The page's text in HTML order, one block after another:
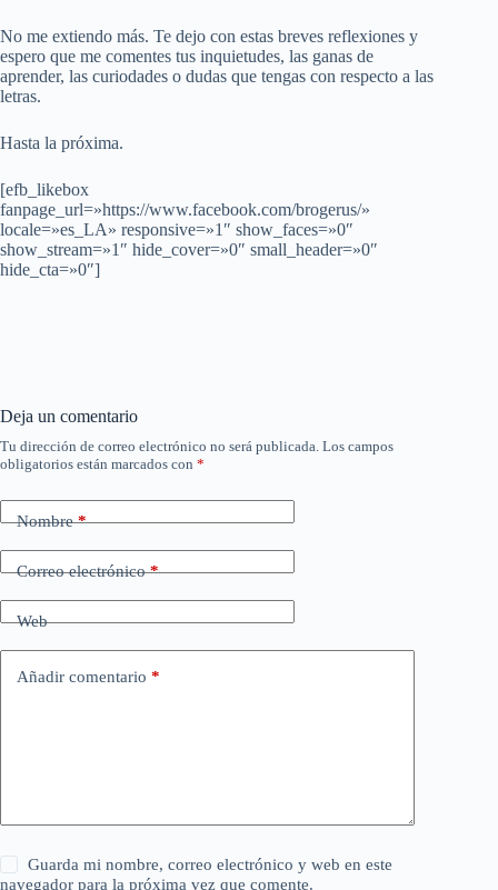
No me extiendo más. Te dejo con estas breves reflexiones y
espero que me comentes tus inquietudes, las ganas de
aprender, las curiodades o dudas que tengas con respecto a las
letras.
Hasta la próxima.
[efb_likebox
fanpage_url=»https://www.facebook.com/brogerus/»
locale=»es_LA» responsive=»1″ show_faces=»0″
show_stream=»1″ hide_cover=»0″ small_header=»0″
hide_cta=»0″]
Deja un comentario
Tu dirección de correo electrónico no será publicada. Los campos
obligatorios están marcados con *
Nombre*
Correo electrónico*
Web
Añadir comentario *
Guarda mi nombre, correo electrónico y web en este
navegador para la próxima vez que comente.